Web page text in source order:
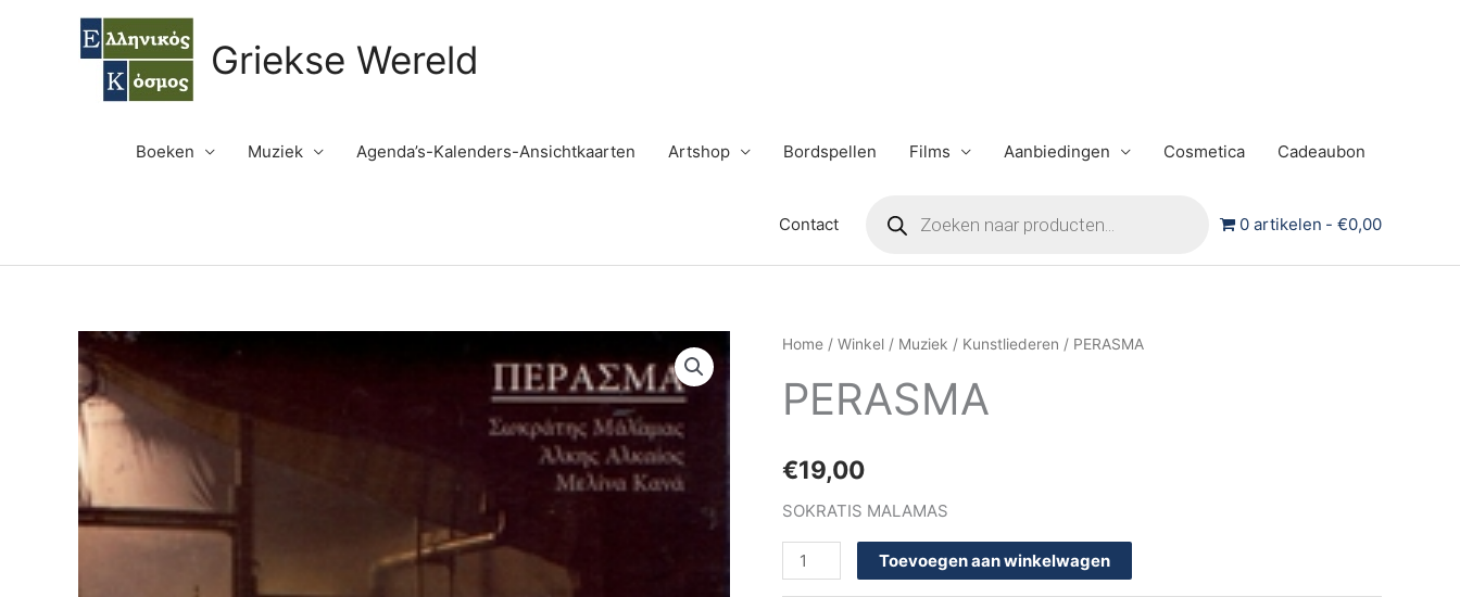
Griekse Wereld
Boeken Muziek Agenda’s-Kalenders-Ansichtkaarten Artshop Bordspellen Films Aanbiedingen Cosmetica Cadeaubon
Contact 0 artikelen €0,00
Home / Winkel / Muziek / Kunstliederen / PERASMA
PERASMA
€19,00
SOKRATIS MALAMAS
PERASMA
Toevoegen aan winkelwagen